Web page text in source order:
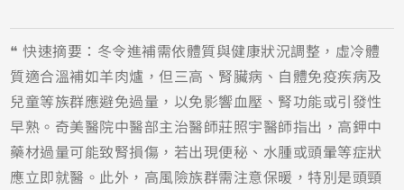
❝ 快速摘要：冬令進補需依體質與健康狀況調整，虛冷體
質適合溫補如羊肉爐，但三高、腎臟病、自體免疫疾病及
兒童等族群應避免過量，以免影響血壓、腎功能或引發性
早熟。奇美醫院中醫部主治醫師莊照宇醫師指出，高鉀中
藥材過量可能致腎損傷，若出現便秘、水腫或頭暈等症狀
應立即就醫。此外，高風險族群需注意保暖，特別是頭頸